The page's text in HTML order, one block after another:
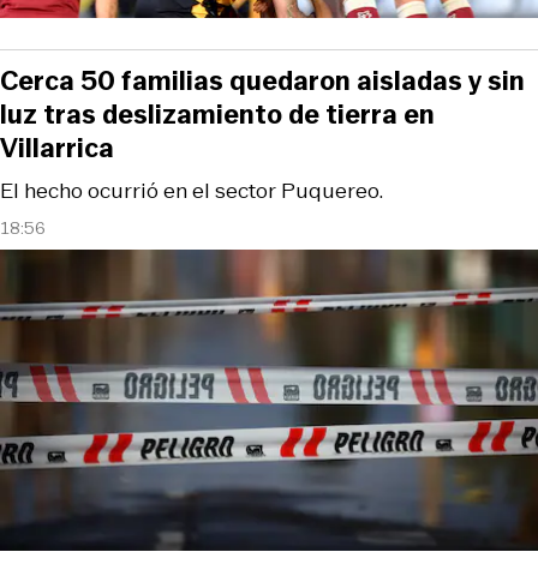
18:56
El hecho ocurrió en el sector Puquereo.
Cerca 50 familias quedaron aisladas y sin
luz tras deslizamiento de tierra en
Villarrica